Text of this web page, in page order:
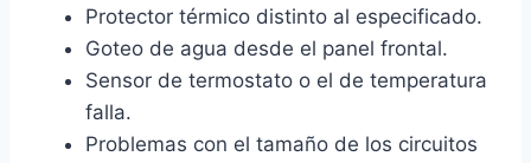
Protector térmico distinto al especificado.
Goteo de agua desde el panel frontal.
Sensor de termostato o el de temperatura
falla.
Problemas con el tamaño de los circuitos